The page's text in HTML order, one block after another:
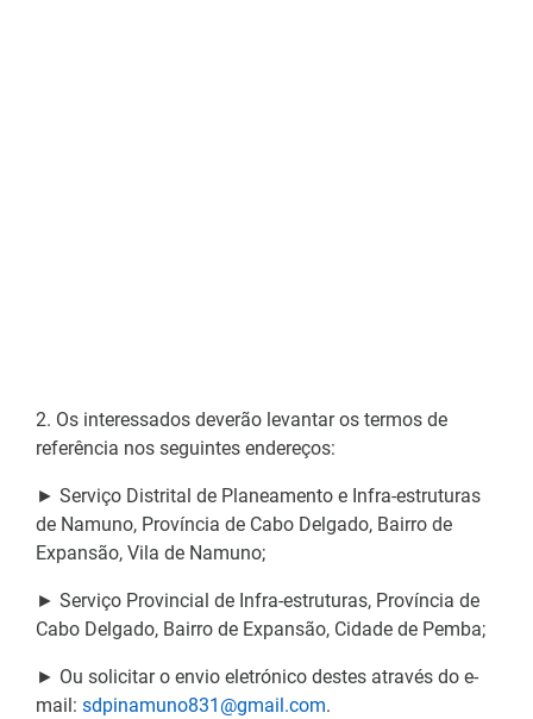
2. Os interessados deverão levantar os termos de
referência nos seguintes endereços:
► Serviço Distrital de Planeamento e Infra-estruturas
de Namuno, Província de Cabo Delgado, Bairro de
Expansão, Vila de Namuno;
► Serviço Provincial de Infra-estruturas, Província de
Cabo Delgado, Bairro de Expansão, Cidade de Pemba;
► Ou solicitar o envio eletrónico destes através do e-
mail: sdpinamuno831@gmail.com.